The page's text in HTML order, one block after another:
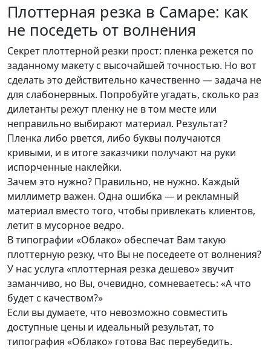
Плоттерная резка в Самаре: как
не поседеть от волнения
Секрет плоттерной резки прост: пленка режется по
заданному макету с высочайшей точностью. Но вот
сделать это действительно качественно — задача не
для слабонервных. Попробуйте угадать, сколько раз
дилетанты режут пленку не в том месте или
неправильно выбирают материал. Результат?
Пленка либо рвется, либо буквы получаются
кривыми, и в итоге заказчики получают на руки
испорченные наклейки.
Зачем это нужно? Правильно, не нужно. Каждый
миллиметр важен. Одна ошибка — и рекламный
материал вместо того, чтобы привлекать клиентов,
летит в мусорное ведро.
В типографии «Облако» обеспечат Вам такую
плоттерную резку, что Вы не поседеете от волнения?
У нас услуга «плоттерная резка дешево» звучит
заманчиво, но Вы, очевидно, сомневаетесь: «А что
будет с качеством?»
Если вы думаете, что невозможно совместить
доступные цены и идеальный результат, то
типография «Облако» готова Вас переубедить.